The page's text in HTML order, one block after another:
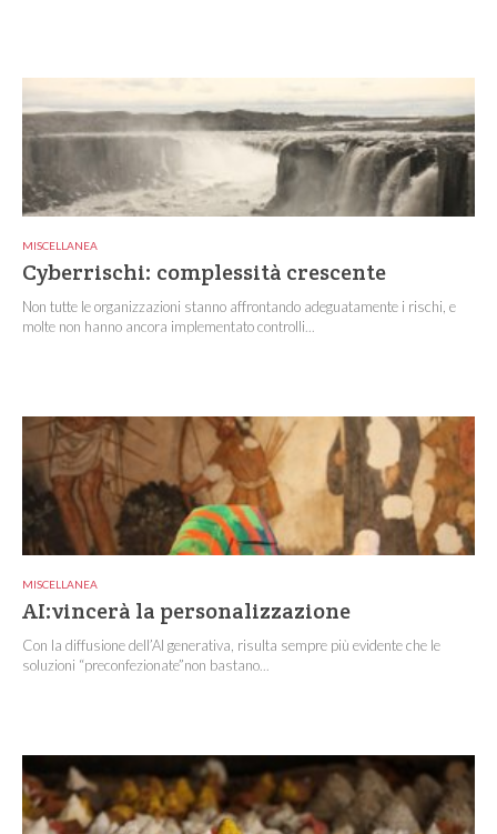
MISCELLANEA
Cyberrischi: complessità crescente
Non tutte le organizzazioni stanno affrontando adeguatamente i rischi, e
molte non hanno ancora implementato controlli...
MISCELLANEA
AI:vincerà la personalizzazione
Con la diffusione dell’AI generativa, risulta sempre più evidente che le
soluzioni “preconfezionate”non bastano...